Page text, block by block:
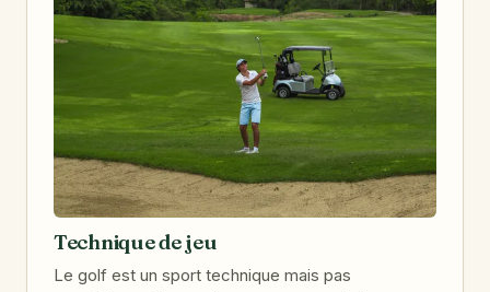
Technique de jeu
Le golf est un sport technique mais pas